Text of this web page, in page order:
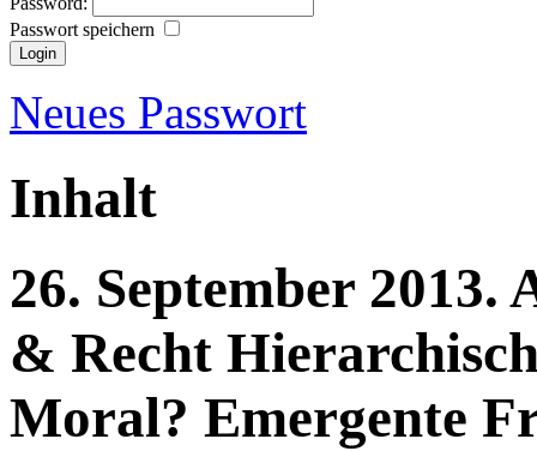
Passwort speichern
Neues Passwort
Inhalt
26. September 2013.
& Recht
Moral? Emergente